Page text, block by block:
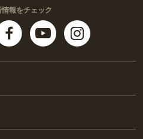
情報をチェック